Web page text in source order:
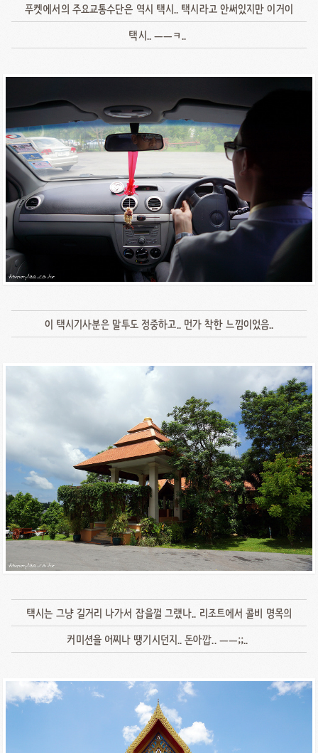
푸켓에서의 주요교통수단은 역시 택시.. 택시라고 안써있지만 이거이
택시.. ㅡㅡㅋ..
이 택시기사분은 말투도 정중하고.. 먼가 착한 느낌이었음..
택시는 그냥 길거리 나가서 잡을껄 그랬나.. 리조트에서 콜비 명목의
커미션을 어찌나 땡기시던지.. 돈아깝.. ㅡㅡ;;..